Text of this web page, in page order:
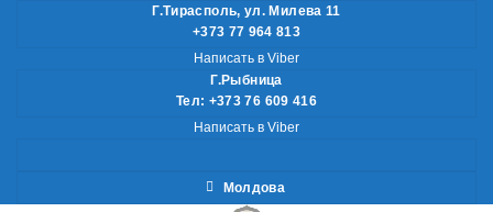
Г.Тирасполь, ул. Милева 11
+373 77 964 813
Написать в Viber
Г.Рыбница
Тел: +373 76 609 416
Написать в Viber
Молдова